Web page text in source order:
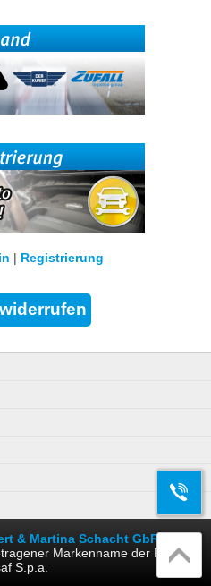
| Registrierung
& Martina Schacht GbR
Markenname der Firma
S.p.a.